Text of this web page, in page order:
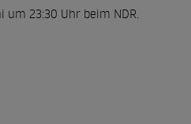
um 23:30 Uhr beim NDR.